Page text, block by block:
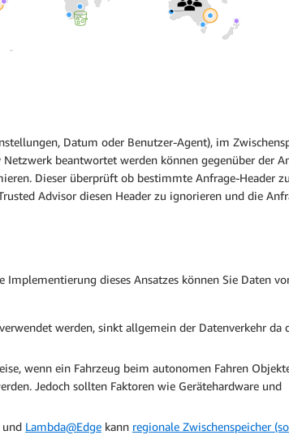
Datum oder Benutzer-Agent), im
beantwortet werden können gegenüber der
Dieser überprüft ob bestimmte Anfrage-Header
Advisor diesen Header zu ignorieren und die
dieses Ansatzes können Sie Daten
werden, sinkt allgemein der Datenverkehr da
wenn ein Fahrzeug beim autonomen Fahren
Jedoch sollten Faktoren wie Gerätehardware und
und Lambda@Edge kann regionale Zwischenspeicher